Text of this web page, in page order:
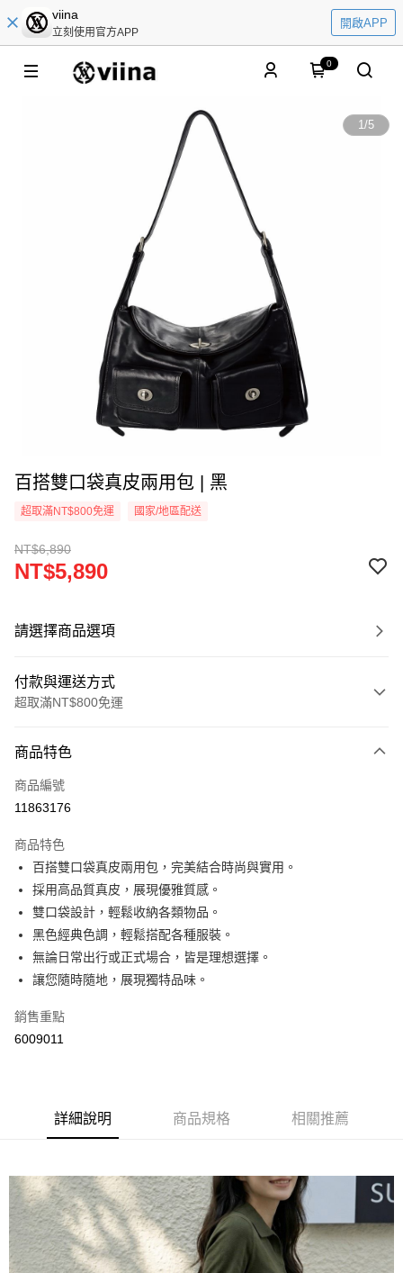
viina
立刻使用官方APP
開啟APP
0
1/5
百搭雙口袋真皮兩用包 | 黑
超取滿NT$800免運 國家/地區配送
NT$6,890
NT$5,890
請選擇商品選項
付款與運送方式
超取滿NT$800免運
信用卡一次付款
超商取貨付款
Apple Pay
街口支付
悠遊付
Google Pay
相關說明
【關於「AFTEE先享後付」】
３．安心：先確認商品／服務後，再付款。
結帳頁面，進行簡訊認證並確認金額後，即可完成結帳。
２．訂單成立數日內，您將收到繳費通知簡訊。
３．收到繳費通知簡訊後14天內，點擊此簡訊中的連結，可透過四大超商／
ATM／網路銀行／等多元方式進行付款，方視為交易完成。
※ 請注意：結帳手續完成當下不需立刻繳費，但若您需要取消訂單，請聯絡
購買商品的店家。未經商家同意取消之訂單仍視為有效，需透過AFTEE先享
全家取貨付款
付款後全家取貨
每筆NT$60，滿NT$800(含以上)免運費
7-11取貨付款
每筆NT$60，滿NT$800(含以上)免運費
商品特色
商品編號
11863176
商品特色
百搭雙口袋真皮兩用包，完美結合時尚與實用。
採用高品質真皮，展現優雅質感。
雙口袋設計，輕鬆收納各類物品。
黑色經典色調，輕鬆搭配各種服裝。
無論日常出行或正式場合，皆是理想選擇。
讓您隨時隨地，展現獨特品味。
銷售重點
6009011
詳細說明 商品規格 相關推薦